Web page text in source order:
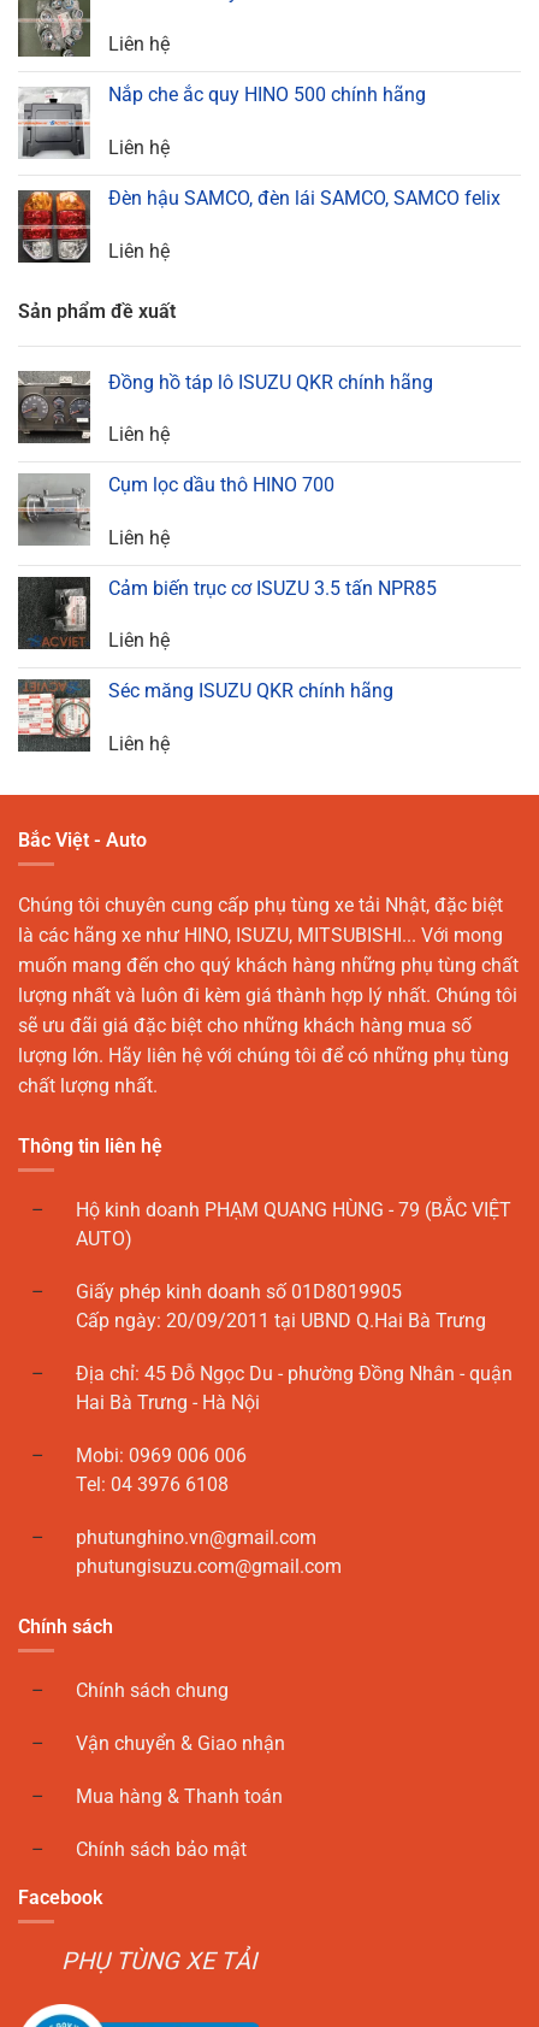
Liên hệ
Nắp che ắc quy HINO 500 chính hãng
Liên hệ
Đèn hậu SAMCO, đèn lái SAMCO, SAMCO felix
Liên hệ
Sản phẩm đề xuất
Đồng hồ táp lô ISUZU QKR chính hãng
Liên hệ
Cụm lọc dầu thô HINO 700
Liên hệ
Cảm biến trục cơ ISUZU 3.5 tấn NPR85
Liên hệ
Séc măng ISUZU QKR chính hãng
Liên hệ
Bắc Việt - Auto
Chúng tôi chuyên cung cấp phụ tùng xe tải Nhật, đặc biệt
là các hãng xe như HINO, ISUZU, MITSUBISHI... Với mong
muốn mang đến cho quý khách hàng những phụ tùng chất
lượng nhất và luôn đi kèm giá thành hợp lý nhất. Chúng tôi
sẽ ưu đãi giá đặc biệt cho những khách hàng mua số
lượng lớn. Hãy liên hệ với chúng tôi để có những phụ tùng
chất lượng nhất.
Thông tin liên hệ
Hộ kinh doanh PHẠM QUANG HÙNG - 79 (BẮC VIỆT
AUTO)
Giấy phép kinh doanh số 01D8019905
Cấp ngày: 20/09/2011 tại UBND Q.Hai Bà Trưng
Địa chỉ: 45 Đỗ Ngọc Du - phường Đồng Nhân - quận
Hai Bà Trưng - Hà Nội
Mobi: 0969 006 006
Tel: 04 3976 6108
phutunghino.vn@gmail.com
phutungisuzu.com@gmail.com
Chính sách
Chính sách chung
Vận chuyển & Giao nhận
Mua hàng & Thanh toán
Chính sách bảo mật
Facebook
PHỤ TÙNG XE TẢI